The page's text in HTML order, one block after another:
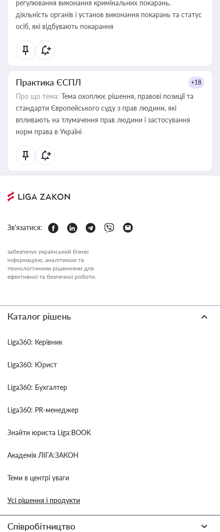
регулювання виконання кримінальних покарань,
діяльність органів і установ виконання покарань та статус
осіб, які відбувають покарання
Практика ЄСПЛ +18
Про що тема: Тема охоплює рішення, правові позиції та
стандарти Європейського суду з прав людини, які
впливають на тлумачення прав людини і застосування
норм права в Україні
Зв'язатися:
забезпечує український бізнес
інформацією, аналітикою та
технологічними рішеннями для
ефективної та безпечної роботи.
Каталог рішень
Liga360: Керівник
Liga360: Юрист
Liga360: Бухгалтер
Liga360: PR-менеджер
Знайти юриста Liga:BOOK
Академія ЛІГА:ЗАКОН
Теми в центрі уваги
Усі рішення і продукти
Співробітництво